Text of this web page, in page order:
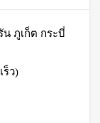
น ภูเก็ต กระบี่
ร็ว)